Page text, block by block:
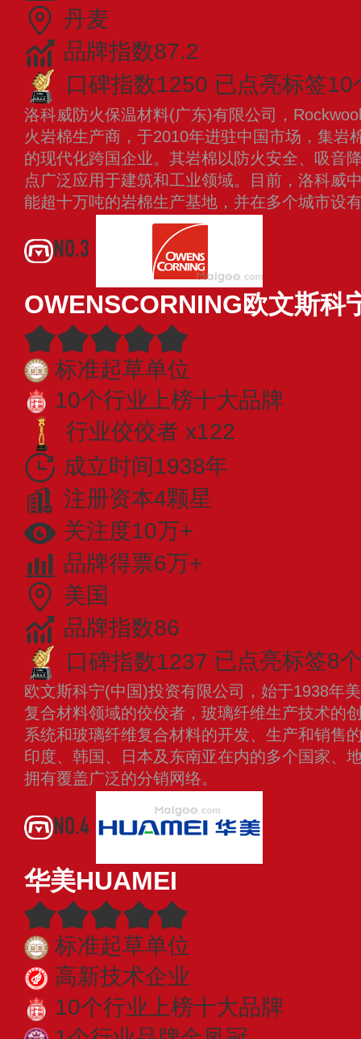
丹麦
品牌指数87.2
口碑指数1250 已点亮标签10
洛科威防火保温材料(广东)有限公司，
火岩棉生产商，于2010年进驻中国市场，集岩
的现代化跨国企业。其岩棉以防火安全、吸音
点广泛应用于建筑和工业领域。目前，洛科威
能超十万吨的岩棉生产基地，并在多个城市设
NO.3
OWENSCORNING欧文斯科
标准起草单位
10个行业上榜十大品牌
行业佼佼者 x122
成立时间1938年
注册资本4颗星
关注度10万+
品牌得票6万+
美国
品牌指数86
口碑指数1237 已点亮标签8
欧文斯科宁(中国)投资有限公司，始于1938年
复合材料领域的佼佼者，玻璃纤维生产技术的
系统和玻璃纤维复合材料的开发、生产和销售
印度、韩国、日本及东南亚在内的多个国家、
拥有覆盖广泛的分销网络。
NO.4
华美HUAMEI
标准起草单位
高新技术企业
10个行业上榜十大品牌